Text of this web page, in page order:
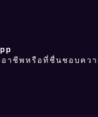
าชีพหรือที่ชื่นชอบควา